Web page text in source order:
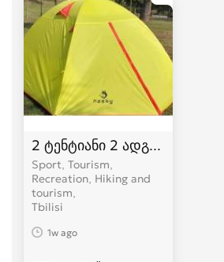
2 ტენტიანი 2 ადგილიანი
Sport, Tourism,
Recreation, Hiking and
tourism
Tbilisi
1w ago